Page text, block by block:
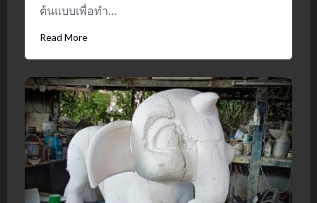
ต้นแบบเพื่อทำ…
Read More